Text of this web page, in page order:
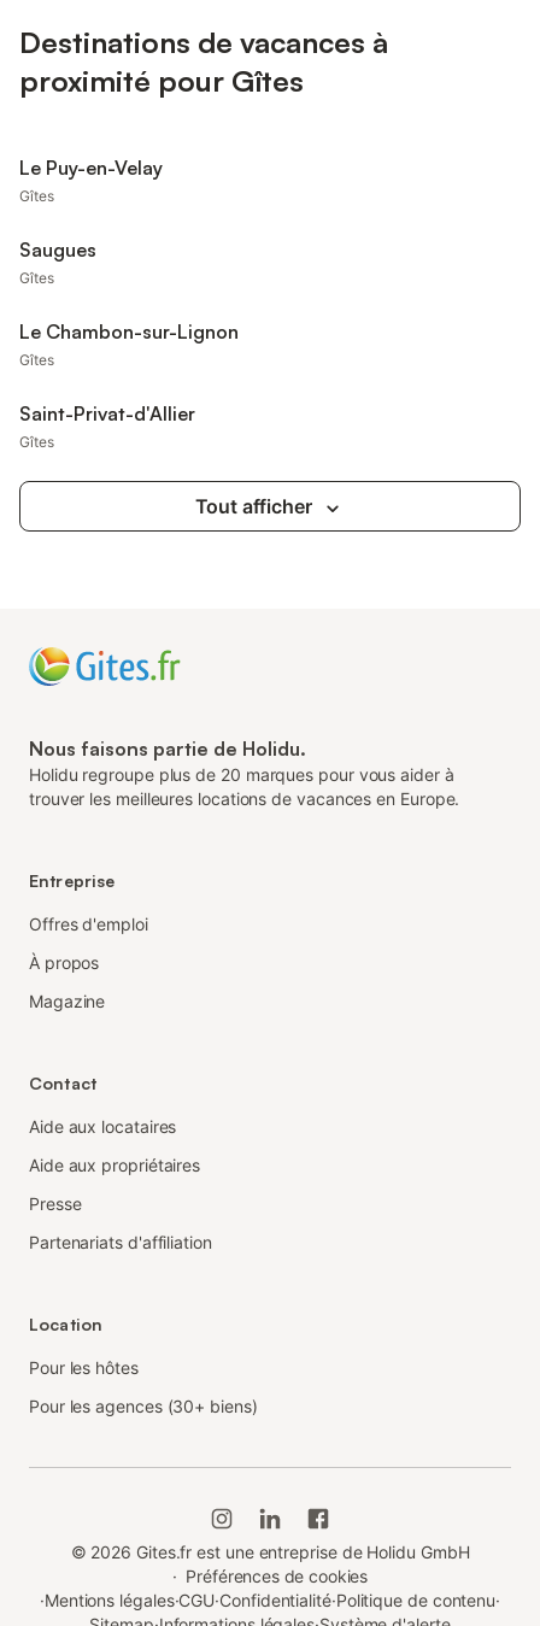
Destinations de vacances à
proximité pour Gîtes
Le Puy-en-Velay
Gîtes
Saugues
Gîtes
Le Chambon-sur-Lignon
Gîtes
Saint-Privat-d'Allier
Gîtes
Tout afficher
Nous faisons partie de Holidu.
Holidu regroupe plus de 20 marques pour vous aider à
trouver les meilleures locations de vacances en Europe.
Entreprise
Offres d'emploi
À propos
Magazine
Contact
Aide aux locataires
Aide aux propriétaires
Presse
Partenariats d'affiliation
Location
Pour les hôtes
Pour les agences (30+ biens)
© 2026 Gites.fr est une entreprise de Holidu GmbH
· Préférences de cookies
·Mentions légales·CGU·Confidentialité·Politique de contenu·